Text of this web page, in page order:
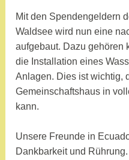
Mit den Spendengeldern
Waldsee wird nun eine
aufgebaut. Dazu gehören
die Installation eines
Anlagen. Dies ist wichtig,
Gemeinschaftshaus in
kann.
Unsere Freunde in
Dankbarkeit und